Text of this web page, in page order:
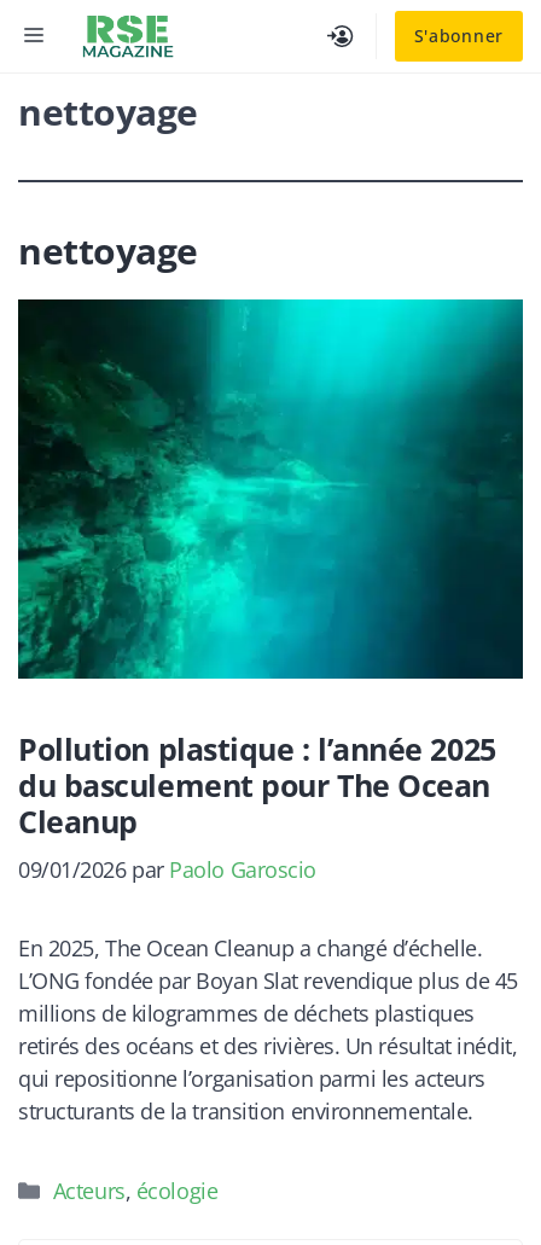
S'abonner
MENU
nettoyage
nettoyage
Pollution plastique : l’année 2025
du basculement pour The Ocean
Cleanup
09/01/2026 par Paolo Garoscio
En 2025, The Ocean Cleanup a changé d’échelle.
L’ONG fondée par Boyan Slat revendique plus de 45
millions de kilogrammes de déchets plastiques
retirés des océans et des rivières. Un résultat inédit,
qui repositionne l’organisation parmi les acteurs
structurants de la transition environnementale.
Catégories
Acteurs, écologie